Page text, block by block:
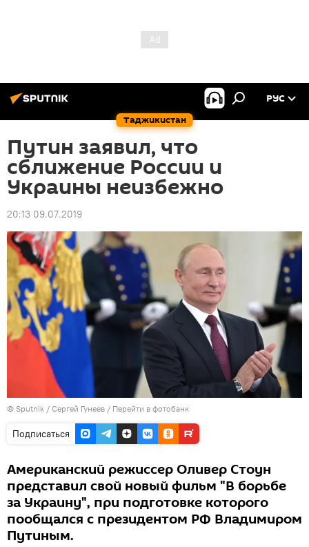
Таджикистан
РУС
Путин заявил, что
сближение России и
Украины неизбежно
20:13 09.07.2019
© Sputnik / Сергей Гунеев / Перейти в фотобанк
Подписаться
Американский режиссер Оливер Стоун
представил свой новый фильм "В борьбе
за Украину", при подготовке которого
пообщался с президентом РФ Владимиром
Путиным.